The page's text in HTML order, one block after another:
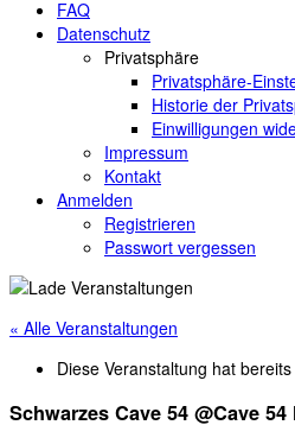
FAQ
Datenschutz
Privatsphäre
Privatsphäre-
Historie der
Einwilligungen
Impressum
Kontakt
Anmelden
Registrieren
Passwort vergessen
« Alle Veranstaltungen
Diese Veranstaltung hat
Schwarzes Cave 54 @Cave